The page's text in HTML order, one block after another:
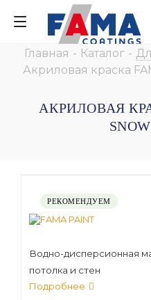
Главная - Каталог -
Акриловая краска
АКРИЛОВАЯ
РЕКОМЕНДУЕМ
Водно-дисперсионная
потолка и стен
Подробнее